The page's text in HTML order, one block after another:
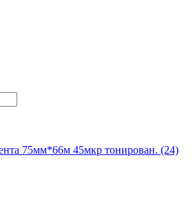
75мм*66м 45мкр тонирован. (24)